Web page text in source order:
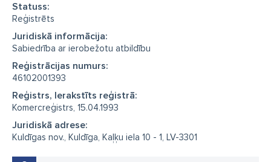
Statuss:
Reģistrēts
Juridiskā informācija:
Sabiedrība ar ierobežotu atbildību
Reģistrācijas numurs:
46102001393
Reģistrs, Ierakstīts reģistrā:
Komercreģistrs, 15.04.1993
Juridiskā adrese:
Kuldīgas nov., Kuldīga, Kaļķu iela 10 - 1, LV-3301